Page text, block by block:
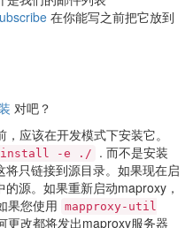
在你能写之前把它放到
对吧？
应该在开发模式下安装它。
install -e ./
. 而不是安装
只链接到源目录。如果现在启
源。如果重新启动maproxy，
果您使用 mapproxy-util
更改都将发出maproxy服务器